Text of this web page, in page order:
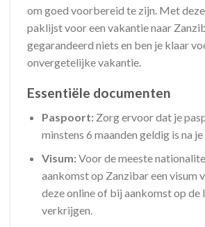
om goed voorbereid te zijn. Met
paklijst voor een vakantie naar
gegarandeerd niets en ben je klaar
onvergetelijke vakantie.
Essentiële documenten
Paspoort:Zorg ervoor dat je
minstens 6 maanden geldig is na
Visum:Voor de meeste
aankomst op Zanzibar een visum
deze online of bij aankomst op de
verkrijgen.